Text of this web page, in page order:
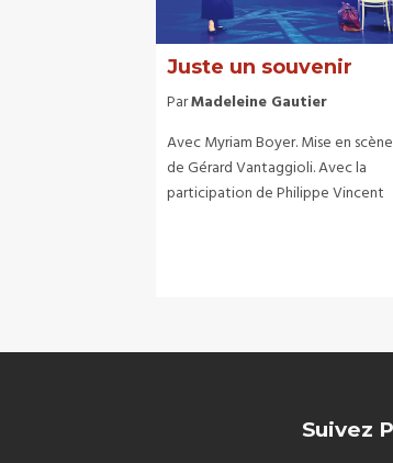
Juste un souvenir
ParMadeleine Gautier
Avec Myriam Boyer. Mise en scène
de Gérard Vantaggioli. Avec la
participation de Philippe Vincent
Suivez